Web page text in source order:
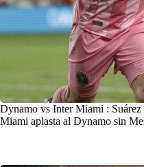
Dynamo vs Inter Miami :
Miami aplasta al Dynamo sin